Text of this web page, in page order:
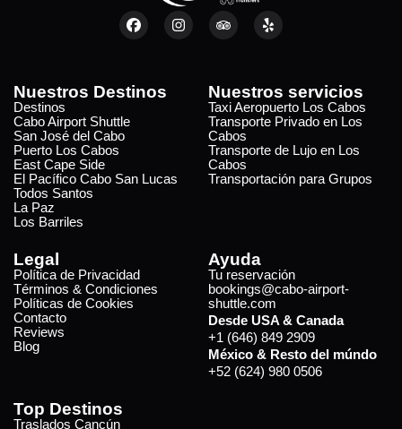
Nuestros Destinos
Destinos
Cabo Airport Shuttle
San José del Cabo
Puerto Los Cabos
East Cape Side
El Pacífico Cabo San Lucas
Todos Santos
La Paz
Los Barriles
Nuestros servicios
Taxi Aeropuerto Los Cabos
Transporte Privado en Los
Cabos
Transporte de Lujo en Los
Cabos
Transportación para Grupos
Legal
Política de Privacidad
Términos & Condiciones
Políticas de Cookies
Contacto
Reviews
Blog
Ayuda
Tu reservación
bookings@cabo-airport-
shuttle.com
Desde USA & Canada
+1 (646) 849 2909
México & Resto del múndo
+52 (624) 980 0506
Top Destinos
Traslados Cancún